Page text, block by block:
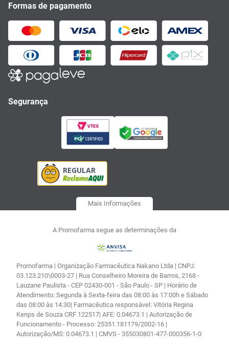
Formas de pagamento
Segurança
Mais Informações
A Promofarma segue as determinações da
Promofarma | Organização Farmacêutica Nakano Ltda | CNPJ:
03.123.210\0003-27 | Rua Conselheiro Moreira de Barros, 2168 -
Lauzane Paulista - CEP 02430-001 - São Paulo - SP | Horário de
Atendimento: Segunda à Sexta-feira das 08:00 às 17:00h e Sábado
das 08:00 às 14:30| Farmacêutica responsável: Vitória Regina
Kenps de Souza CRF 122517| AFE: 0.04673.1 | Autorização de
Funcionamento - Processo: 25351.181179/2002-16 |
Autorização/MS: 0.04673.1 | CMVS - 355030801-477-000356-1-0